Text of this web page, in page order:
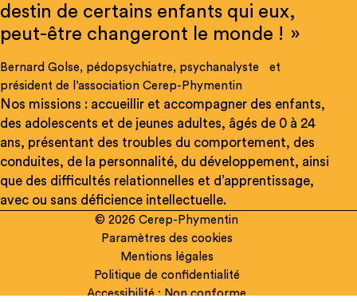
Rechercher
sur
destin de certains enfants qui eux,
peut-être changeront le monde ! »
Bernard Golse, pédopsychiatre, psychanalyste et
président de l’association Cerep-Phymentin
Nos missions : accueillir et accompagner des enfants,
des adolescents et de jeunes adultes, âgés de 0 à 24
ans, présentant des troubles du comportement, des
conduites, de la personnalité, du développement, ainsi
que des difficultés relationnelles et d’apprentissage,
avec ou sans déficience intellectuelle.
© 2026 Cerep-Phymentin
Paramètres des cookies
Mentions légales
Politique de confidentialité
Accessibilité : Non conforme